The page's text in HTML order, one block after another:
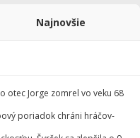
Najnovšie
otec Jorge zomrel vo veku 68
poriadok chráni hráčov-